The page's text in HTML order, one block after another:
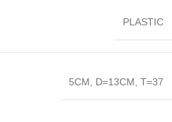
PLASTIC
5CM D=13CM T=37